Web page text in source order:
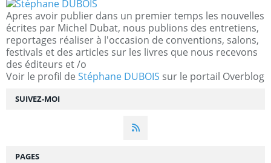
SUIVEZ-MOI
Apres avoir publier dans un premier temps les nouvelles
écrites par Michel Dubat, nous publions des entretiens,
reportages réaliser à l'occasion de conventions, salons,
festivals et des articles sur les livres que nous recevons
des éditeurs et /o
Voir le profil de Stéphane DUBOIS sur le portail Overblog
PAGES